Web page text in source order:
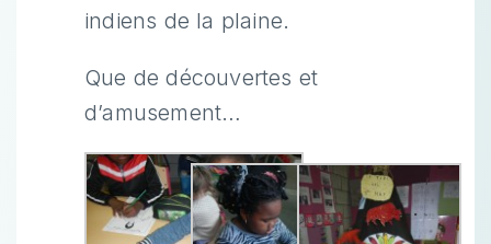
indiens de la plaine.
Que de découvertes et
d’amusement…